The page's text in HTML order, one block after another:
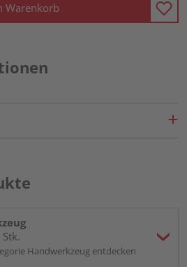
Warenkorb
Handwerkzeug entdecken